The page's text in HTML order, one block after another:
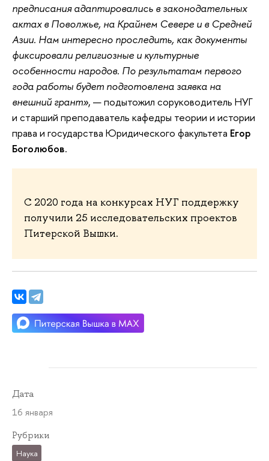
предписания адаптировались в законодательных
актах в Поволжье, на Крайнем Севере и в Средней
Азии. Нам интересно проследить, как документы
фиксировали религиозные и культурные
особенности народов. По результатам первого
года работы будет подготовлена заявка на
внешний грант», — подытожил соруководитель НУГ
и старший преподаватель кафедры теории и истории
права и государства Юридического факультета Егор
Боголюбов.
С 2020 года на конкурсах НУГ поддержку
получили 25 исследовательских проектов
Питерской Вышки.
Дата
16 января
Рубрики
Наука